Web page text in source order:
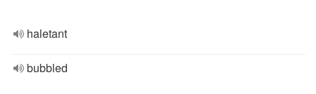
haletant
bubbled